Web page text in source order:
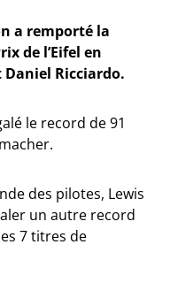
a remporté la
de l’Eifel en
Ricciardo.
le record de 91
des pilotes, Lewis
un autre record
7 titres de